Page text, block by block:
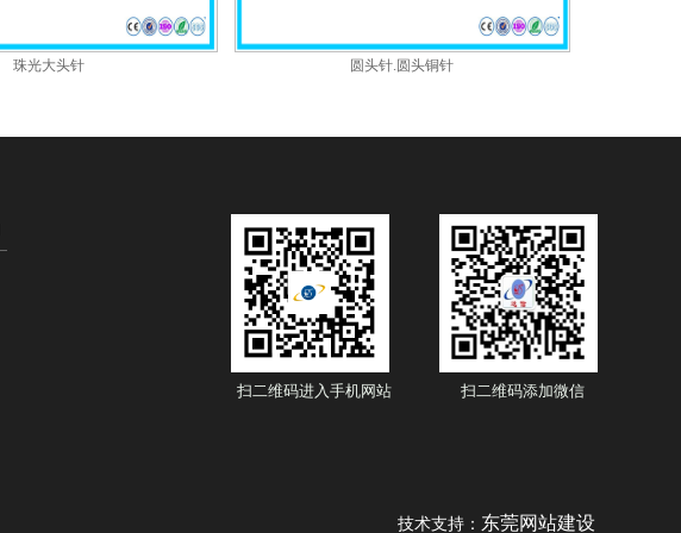
珠光大头针 圆头针.圆头铜针
扫二维码进入手机网站 扫二维码添加微信
技术支持： 东莞网站建设